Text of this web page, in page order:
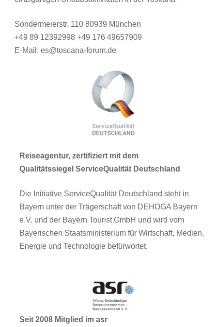
Sondermeierstr. 110 80939 München
+49 89 12392998 +49 176 49657909
E-Mail: es@toscana-forum.de
Reiseagentur, zertifiziert mit dem
Qualitätssiegel ServiceQualität Deutschland
Die Initiative ServiceQualität Deutschland steht in
Bayern unter der Trägerschaft von DEHOGA Bayern
e.V. und der Bayern Tourist GmbH und wird vom
Bayerischen Staatsministerium für Wirtschaft, Medien,
Energie und Technologie befürwortet.
Seit 2008 Mitglied im asr